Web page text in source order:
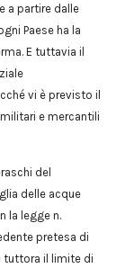
a partire dalle
Paese ha la
E tuttavia il
vi è previsto il
e mercantili
del
delle acque
la legge n.
pretesa di
tuttora il limite di